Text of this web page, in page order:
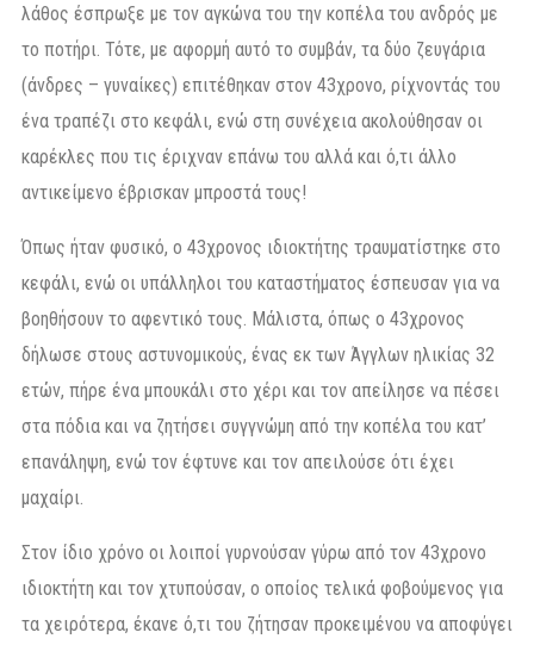
λάθος έσπρωξε με τον αγκώνα του την κοπέλα του ανδρός με
το ποτήρι. Τότε, με αφορμή αυτό το συμβάν, τα δύο ζευγάρια
(άνδρες – γυναίκες) επιτέθηκαν στον 43χρονο, ρίχνοντάς του
ένα τραπέζι στο κεφάλι, ενώ στη συνέχεια ακολούθησαν οι
καρέκλες που τις έριχναν επάνω του αλλά και ό,τι άλλο
αντικείμενο έβρισκαν μπροστά τους!
Όπως ήταν φυσικό, ο 43χρονος ιδιοκτήτης τραυματίστηκε στο
κεφάλι, ενώ οι υπάλληλοι του καταστήματος έσπευσαν για να
βοηθήσουν το αφεντικό τους. Μάλιστα, όπως ο 43χρονος
δήλωσε στους αστυνομικούς, ένας εκ των Άγγλων ηλικίας 32
ετών, πήρε ένα μπουκάλι στο χέρι και τον απείλησε να πέσει
στα πόδια και να ζητήσει συγγνώμη από την κοπέλα του κατ’
επανάληψη, ενώ τον έφτυνε και τον απειλούσε ότι έχει
μαχαίρι.
Στον ίδιο χρόνο οι λοιποί γυρνούσαν γύρω από τον 43χρονο
ιδιοκτήτη και τον χτυπούσαν, ο οποίος τελικά φοβούμενος για
τα χειρότερα, έκανε ό,τι του ζήτησαν προκειμένου να αποφύγει